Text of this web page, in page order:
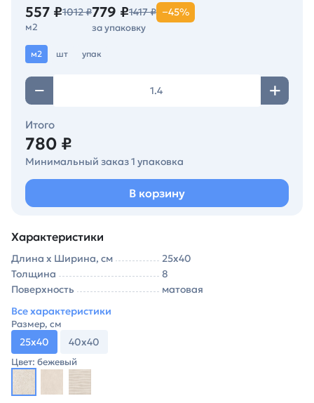
557 ₽1012 ₽
м2
779 ₽1417 ₽ −45%
за упаковку
м2 шт упак
Итого
780 ₽
Минимальный заказ 1 упаковка
В корзину
Характеристики
Длина х Ширина, см
25х40
Толщина
8
Поверхность
матовая
Все характеристики
Размер, см
25х40 40х40
Цвет: бежевый